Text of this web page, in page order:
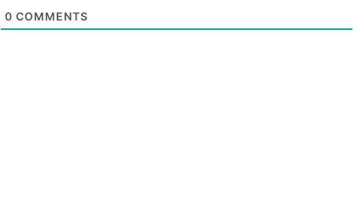
0 COMMENTS